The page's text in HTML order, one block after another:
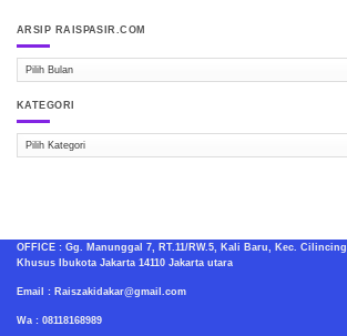
ARSIP RAISPASIR.COM
ARSIP
KATEGORI
Kategori
OFFICE : Gg. Manunggal 7, RT.11/RW.5, Kali Baru, Kec.
Khusus Ibukota Jakarta 14110 Jakarta utara
Email : Raiszakidakar@gmail.com
Wa : 08118168989